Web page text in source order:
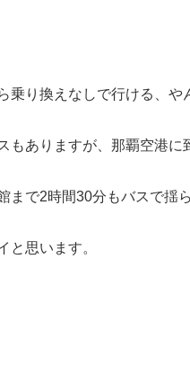
乗り換えなしで行ける、や
もありますが、那覇空港に
まで2時間30分もバスで揺
と思います。